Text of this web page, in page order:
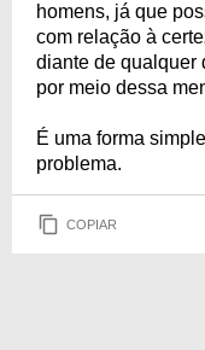
homens, já que
com relação à
diante de qualquer
por meio dessa
É uma forma
problema.
COPIAR